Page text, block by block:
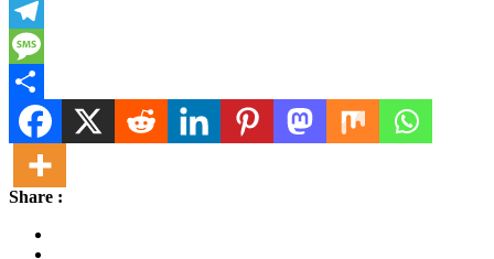
X
Telegram
Message
Share
Share :